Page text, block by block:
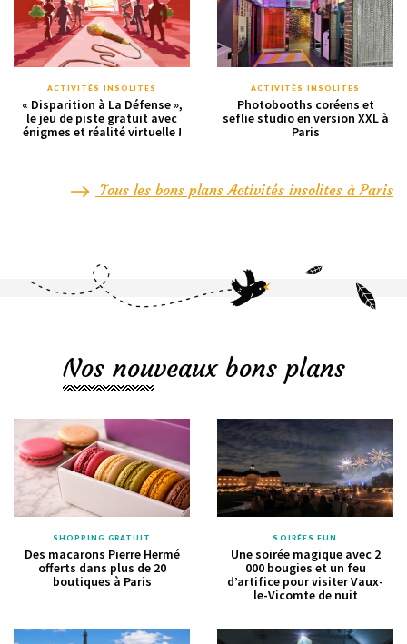
ACTIVITÉS INSOLITES
« Disparition à La Défense »,
le jeu de piste gratuit avec
énigmes et réalité virtuelle !
ACTIVITÉS INSOLITES
Photobooths coréens et
seflie studio en version XXL à
Paris
Tous les bons plans Activités insolites à Paris
Nos nouveaux bons plans
SHOPPING GRATUIT
Des macarons Pierre Hermé
offerts dans plus de 20
boutiques à Paris
SOIRÉES FUN
Une soirée magique avec 2
000 bougies et un feu
d’artifice pour visiter Vaux-
le-Vicomte de nuit